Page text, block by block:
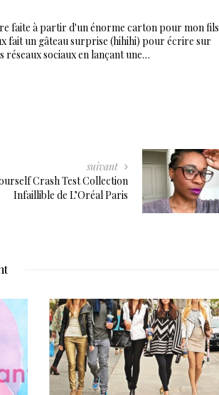
faite à partir d'un énorme carton pour mon fils
fait un gâteau surprise (hihihi) pour écrire sur
réseaux sociaux en lançant une…
suivant
Crash Test Collection
Infaillible de L’Oréal Paris